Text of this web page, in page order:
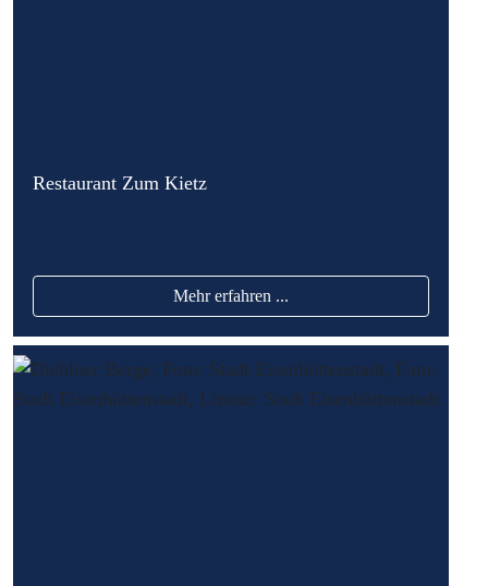
Restaurant Zum Kietz
Mehr erfahren ...